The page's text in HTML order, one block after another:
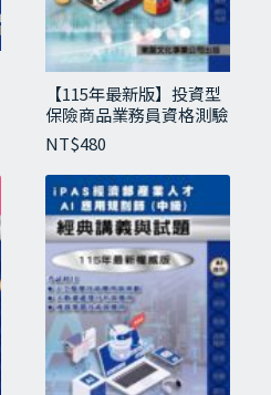
【115年最新版】投資型
保險商品業務員資格測驗
經典講義與試題
NT$480